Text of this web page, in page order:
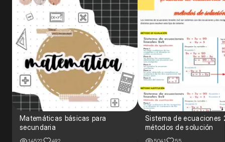
Matemáticas básicas para
secundaria
Sistema de ecuaciones
métodos de solución